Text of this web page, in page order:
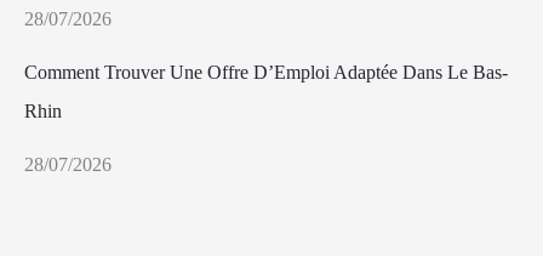
28/07/2026
Comment Trouver Une Offre D’Emploi Adaptée Dans Le Bas-
Rhin
28/07/2026